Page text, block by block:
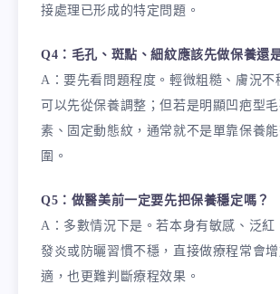
接處理已形成的特定問題。
Q4：毛孔、斑點、細紋應該先做保養還
A：要先看問題程度。輕微粗糙、膚況不
可以先從保養調整；但若是明顯凹疤型
素、固定動態紋，通常就不是單靠保養
圍。
Q5：做醫美前一定要先把保養穩定嗎？
A：多數情況下是。若本身有敏感、泛紅
發炎或防曬習慣不穩，直接做療程常會
適，也更難判斷療程效果。